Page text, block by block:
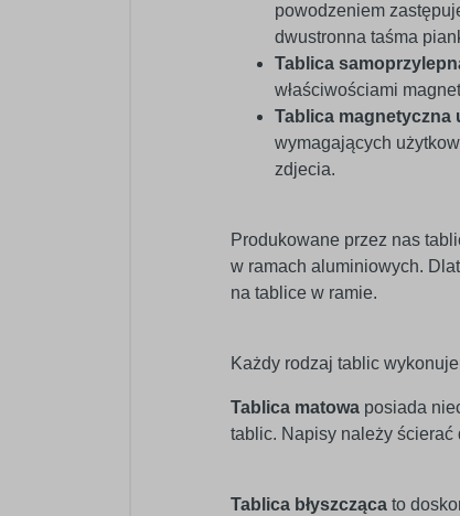
powodzeniem
dwustronna taśma
Tablica
właściwościami
Tablica magnetyczna
wymagających
zdjecia.
Produkowane przez nas
w ramach aluminiowych.
na tablice w ramie.
Każdy rodzaj tablic
Tablica matowa posiada
tablic. Napisy należy
Tablica błyszcząca to